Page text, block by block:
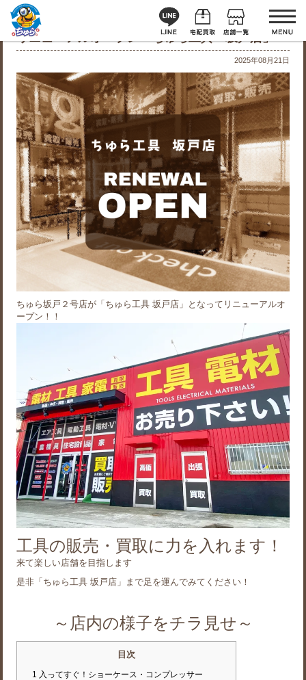
リニューアルオープン「ちゅら工具 坂戸店」
2025年08月21日
ちゅら坂戸２号店が「ちゅら工具 坂戸店」となってリニューアルオ
ープン！！
工具の販売・買取に力を入れます！
来て楽しい店舗を目指します
是非「ちゅら工具 坂戸店」まで足を運んでみてください！
～店内の様子をチラ見せ～
目次
1 入ってすぐ！ショーケース・コンプレッサー